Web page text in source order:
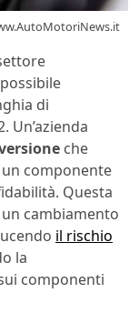
di
Un’azienda
che
componente
Questa
cambiamento
il rischio
la
componenti